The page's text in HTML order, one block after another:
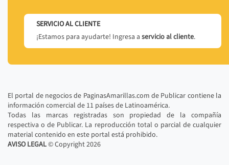
SERVICIO AL CLIENTE
¡Estamos para ayudarte! Ingresa a servicio al cliente.
El portal de negocios de PaginasAmarillas.com de Publicar contiene la
información comercial de 11 países de Latinoamérica.
Todas las marcas registradas son propiedad de la compañía
respectiva o de Publicar. La reproducción total o parcial de cualquier
material contenido en este portal está prohibido.
AVISO LEGAL© Copyright2026